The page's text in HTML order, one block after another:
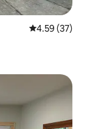
從 37 則評價
4.59 (37)